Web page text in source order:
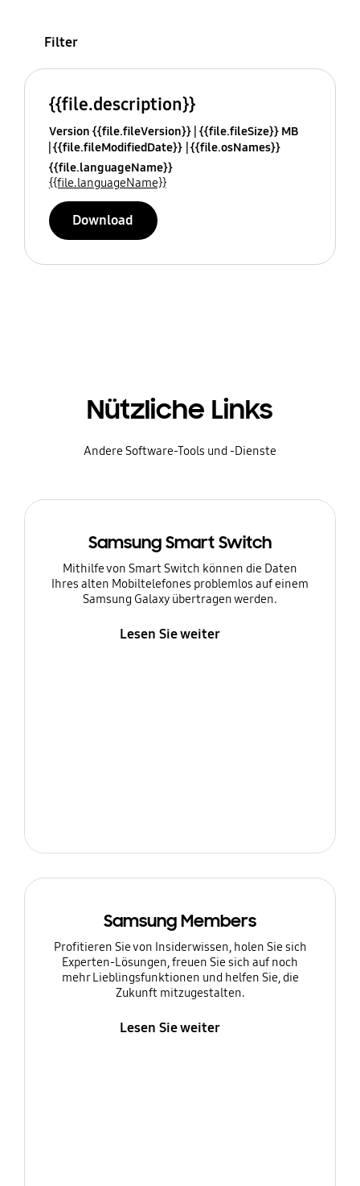
Filter
{{file.description}}
Version {{file.fileVersion}} {{file.fileSize}} MB
{{file.fileModifiedDate}} {{file.osNames}}
{{file.languageName}}
{{file.languageName}}
Download
Nützliche Links
Andere Software-Tools und -Dienste
Samsung Smart Switch
Mithilfe von Smart Switch können die Daten
Ihres alten Mobiltelefones problemlos auf einem
Samsung Galaxy übertragen werden.
Lesen Sie weiter
Samsung Members
Profitieren Sie von Insiderwissen, holen Sie sich
Experten-Lösungen, freuen Sie sich auf noch
mehr Lieblingsfunktionen und helfen Sie, die
Zukunft mitzugestalten.
Lesen Sie weiter